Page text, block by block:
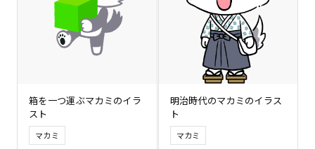
箱を一つ運ぶマカミのイラ
スト
マカミ
明治時代のマカミのイラス
ト
マカミ